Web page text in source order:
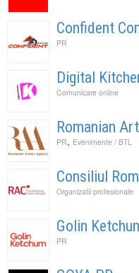
Confident
PR
Digital
Comunicare online
Romanian
PR, Evenimente / BTL
Consiliul
Organizatii profesionale
Golin
PR